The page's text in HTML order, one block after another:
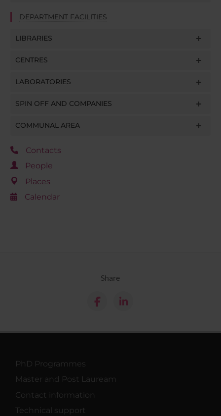
DEPARTMENT FACILITIES
LIBRARIES
CENTRES
LABORATORIES
SPIN OFF AND COMPANIES
COMMUNAL AREA
Contacts
People
Places
Calendar
Share
PhD Programmes
Master and Post Lauream
Contact information
Technical support